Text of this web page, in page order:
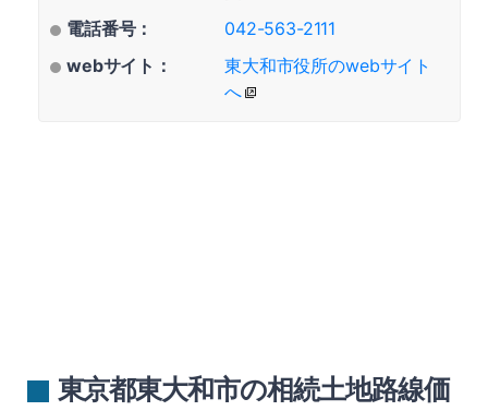
電話番号：
042-563-2111
webサイト：
東大和市役所のwebサイト
へ
東京都東大和市の相続土地路線価